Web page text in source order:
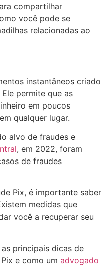
compartilhar
você pode se
relacionadas ao
instantâneos criado
permite que as
em poucos
qualquer lugar.
alvo de fraudes e
, em 2022, foram
de fraudes
Pix, é importante saber
medidas que
você a recuperar seu
principais dicas de
e como um advogado